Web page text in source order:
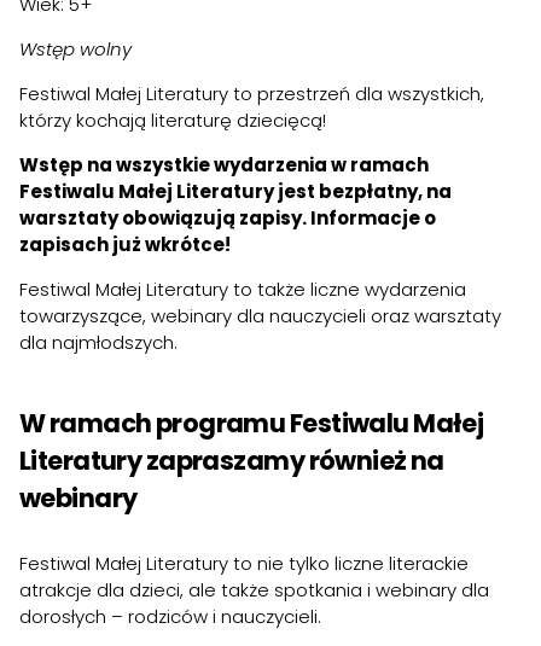
Wstęp wolny
Festiwal Małej Literatury to przestrzeń dla wszystkich,
którzy kochają literaturę dziecięcą!
Wstęp na wszystkie wydarzenia w ramach
Festiwalu Małej Literatury jest bezpłatny, na
warsztaty obowiązują zapisy. Informacje o
zapisach już wkrótce!
Festiwal Małej Literatury to także liczne wydarzenia
towarzyszące, webinary dla nauczycieli oraz warsztaty
dla najmłodszych.
W ramach programu Festiwalu Małej
Literatury zapraszamy również na
webinary
Festiwal Małej Literatury to nie tylko liczne literackie
atrakcje dla dzieci, ale także spotkania i webinary dla
dorosłych – rodziców i nauczycieli.